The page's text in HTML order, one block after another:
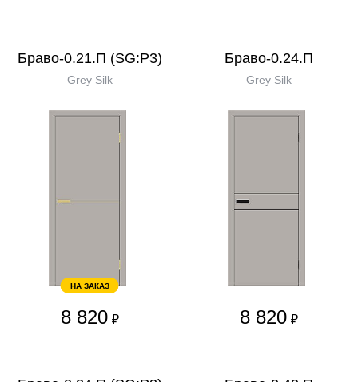
Браво-0.21.П (SG:P3)
Grey Silk
НА ЗАКАЗ
8 820 ₽
Браво-0.24.П
Grey Silk
8 820 ₽